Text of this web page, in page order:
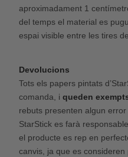
aproximadament 1
del temps el material es
espai visible entre les tires
Devolucions
Tots els papers pintats
comanda, iqueden
rebuts presenten algun
StarStick es farà
el producte es rep en
canvis, ja que es consideren